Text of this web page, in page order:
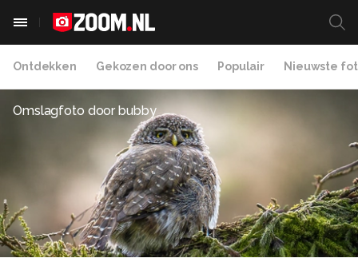
Ontdekken Gekozen door ons Populair Nieuwste
Omslagfoto doorbubby